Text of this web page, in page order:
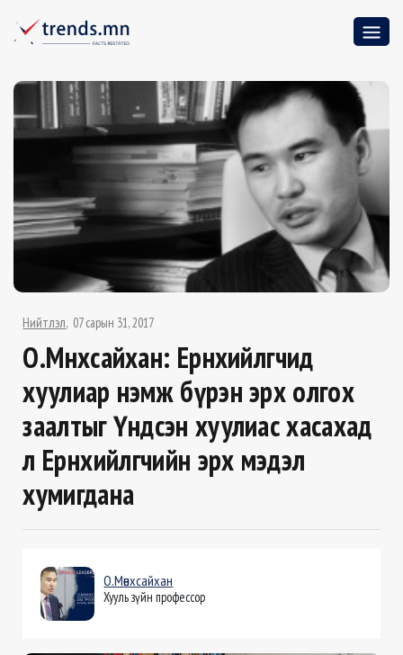
Нийтлэл 07 сарын 31, 2017
О.Мөнхсайхан: Ерөнхийлөгчид
хуулиар нэмж бүрэн эрх олгох
заалтыг Үндсэн хуулиас хасахад
л Ерөнхийлөгчийн эрх мэдэл
хумигдана
О.Мөнхсайхан
Хууль зүйн профессор